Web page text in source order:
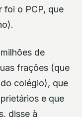
foi o PCP, que
de
frações (que
colégio), que
e que
disse à